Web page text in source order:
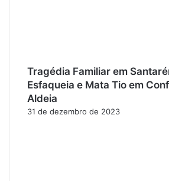
Tragédia Familiar em
Esfaqueia e Mata Tio em
Aldeia
31 de dezembro de 2023